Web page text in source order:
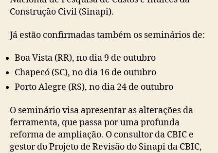
Construção Civil (Sinapi).
Já estão confirmadas também os seminários de:
Boa Vista (RR), no dia 9 de outubro
Chapecó (SC), no dia 16 de outubro
Porto Alegre (RS), no dia 24 de outubro
O seminário visa apresentar as alterações da
ferramenta, que passa por uma profunda
reforma de ampliação. O consultor da CBIC e
gestor do Projeto de Revisão do Sinapi da CBIC,